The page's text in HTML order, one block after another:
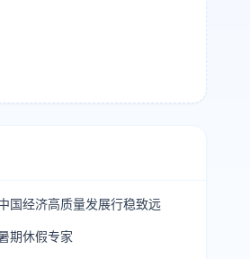
国经济高质量发展行稳致远
期休假专家